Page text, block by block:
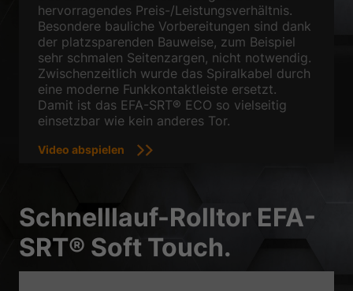
hervorragendes Preis-/Leistungsverhältnis.
Besondere bauliche Vorbereitungen sind dank
der platzsparenden Bauweise, zum Beispiel
sehr schmalen Seitenzargen, nicht notwendig.
Zwischenzeitlich wurde das Spiralkabel durch
eine moderne Funkkontaktleiste ersetzt.
Damit ist das EFA-SRT® ECO so vielseitig
einsetzbar wie kein anderes Tor.
Video abspielen
Schnelllauf-Rolltor EFA-
SRT® Soft Touch.
Zurück
Datenschutzeinstellungen
Essenziell (1)
Essenzielle Cookies ermöglichen grundlegende Funktionen und sind für
die einwandfreie Funktion der Website erforderlich.
Cookie-Informationen anzeigen
Statistiken (1)
Cookie-Informationen anzeigen
Externe Medien (2)
Inhalte von Videoplattformen und Social-Media-Plattformen werden